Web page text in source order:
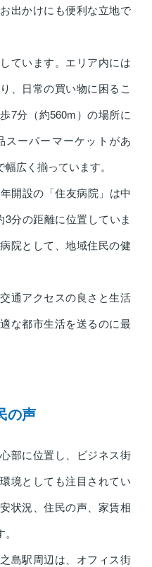
出かけにも便利な立地で
ています。エリア内には
、日常の買い物に困るこ
7分（約560m）の場所に
スーパーマーケットがあ
広く揃っています。
開設の「住友病院」は中
分の距離に位置していま
院として、地域住民の健
通アクセスの良さと生活
な都市生活を送るのに最
の声
部に位置し、ビジネス街
境としても注目されてい
状況、住民の声、家賃相
島駅周辺は、オフィス街